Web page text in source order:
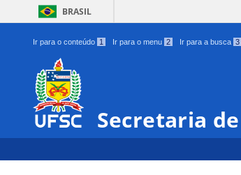
BRASIL
Ir para o conteúdo 1 Ir para o menu 2 Ir para a busca 3
Secretaria